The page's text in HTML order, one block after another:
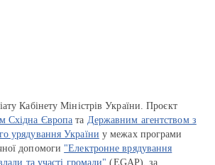
Кабінету Міністрів України. Проєкт
Східна Європа та Державним агентством з
урядування України у межах програми
допомоги "Електронне врядування
та участі громади" (EGAP), за